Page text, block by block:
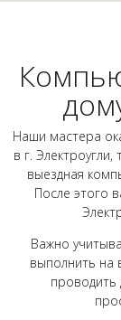
Наши мастера
в г.
выездная
После этого
Важно
выполнить на
проводить